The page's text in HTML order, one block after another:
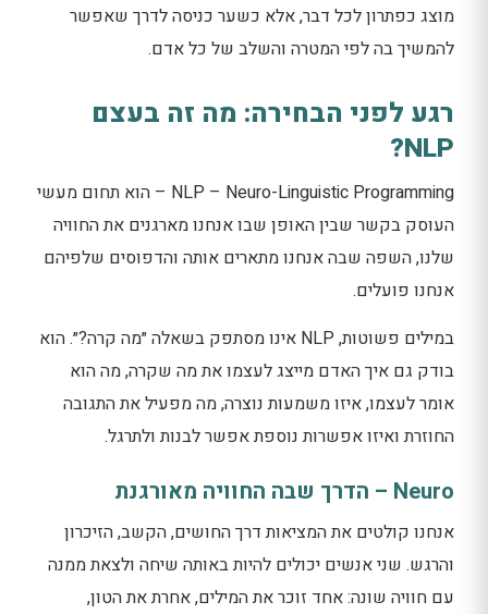
מוצג כפתרון לכל דבר, אלא כשער כניסה לדרך שאפשר
להמשיך בה לפי המטרה והשלב של כל אדם.
רגע לפני הבחירה: מה זה בעצם
NLP?
NLP – Neuro-Linguistic Programming – הוא תחום מעשי
העוסק בקשר שבין האופן שבו אנחנו מארגנים את החוויה
שלנו, השפה שבה אנחנו מתארים אותה והדפוסים שלפיהם
אנחנו פועלים.
במילים פשוטות, NLP אינו מסתפק בשאלה ״מה קרה?״. הוא
בודק גם איך האדם מייצג לעצמו את מה שקרה, מה הוא
אומר לעצמו, איזו משמעות נוצרה, מה מפעיל את התגובה
החוזרת ואיזו אפשרות נוספת אפשר לבנות ולתרגל.
Neuro – הדרך שבה החוויה מאורגנת
אנחנו קולטים את המציאות דרך החושים, הקשב, הזיכרון
והרגש. שני אנשים יכולים להיות באותה שיחה ולצאת ממנה
עם חוויה שונה: אחד זוכר את המילים, אחרת את הטון,